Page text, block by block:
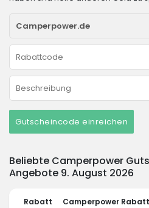
Gutscheincode einreichen
Beliebte Camperpower
Angebote 9. August 2026
Rabatt Camperpower